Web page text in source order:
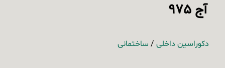
آج 975
دکوراسین داخلی / ساختمانی